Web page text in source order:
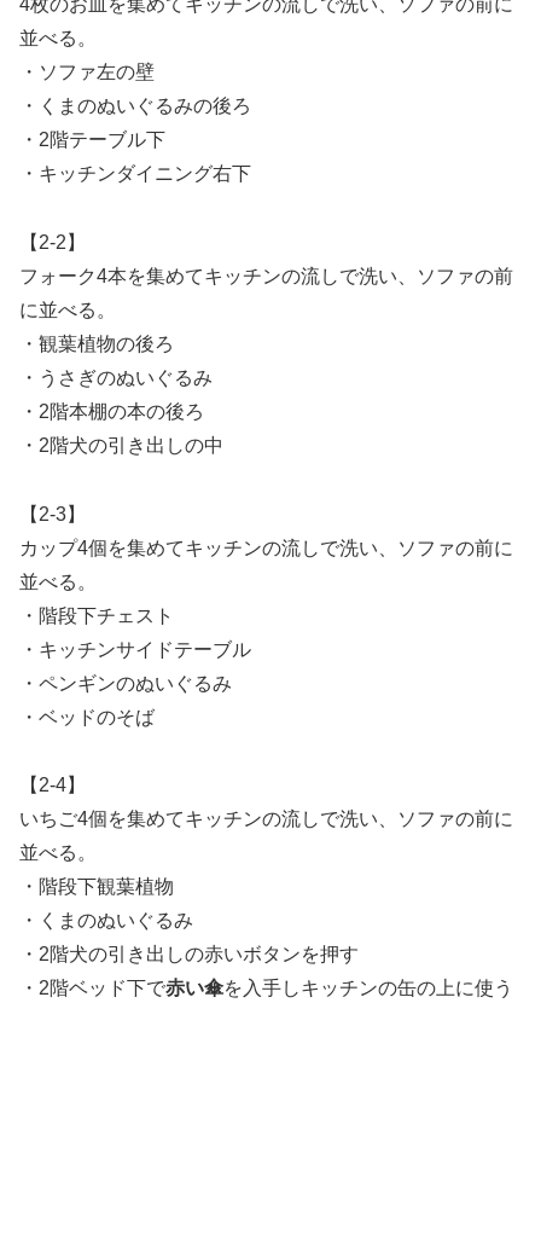
4枚のお皿を集めてキッチンの流しで洗い、ソファの前に
並べる。
・ソファ左の壁
・くまのぬいぐるみの後ろ
・2階テーブル下
・キッチンダイニング右下
【2-2】
フォーク4本を集めてキッチンの流しで洗い、ソファの前
に並べる。
・観葉植物の後ろ
・うさぎのぬいぐるみ
・2階本棚の本の後ろ
・2階犬の引き出しの中
【2-3】
カップ4個を集めてキッチンの流しで洗い、ソファの前に
並べる。
・階段下チェスト
・キッチンサイドテーブル
・ペンギンのぬいぐるみ
・ベッドのそば
【2-4】
いちご4個を集めてキッチンの流しで洗い、ソファの前に
並べる。
・階段下観葉植物
・くまのぬいぐるみ
・2階犬の引き出しの赤いボタンを押す
・2階ベッド下で赤い傘を入手しキッチンの缶の上に使う